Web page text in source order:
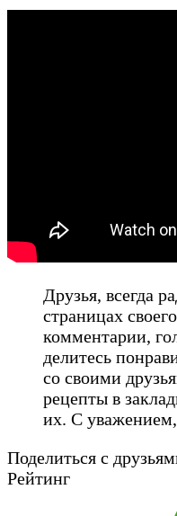
Друзья, всегда
страницах
комментарии,
делитесь
со своими
рецепты в
их. С
Поделиться с
Рейтинг